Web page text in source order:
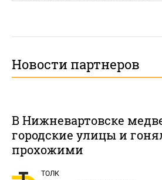
Новости партнеров
В Нижневартовске
городские улицы и
прохожими
ТОЛК